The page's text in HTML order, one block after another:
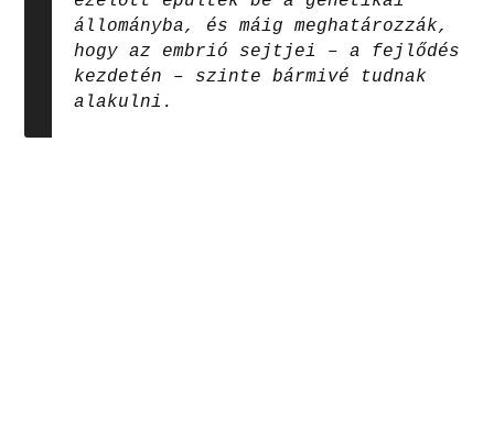
állományba, és máig meghatározzák,
hogy az embrió sejtjei – a fejlődés
kezdetén – szinte bármivé tudnak
alakulni.